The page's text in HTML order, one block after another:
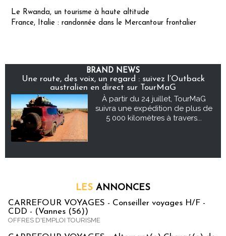
Le Rwanda, un tourisme à haute altitude
France, Italie : randonnée dans le Mercantour frontalier
BRAND NEWS
Une route, des voix, un regard : suivez l’Outback
australien en direct sur TourMaG
À partir du 24 juillet, TourMaG
suivra une expédition de plus de
5 000 kilomètres à travers...
LES ANNONCES
CARREFOUR VOYAGES - Conseiller voyages H/F -
CDD - (Vannes (56))
OFFRES D'EMPLOI TOURISME